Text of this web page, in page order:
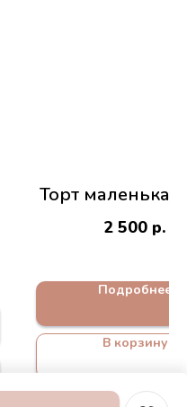
Торт
2 500 р.
Подробнее
В корзину